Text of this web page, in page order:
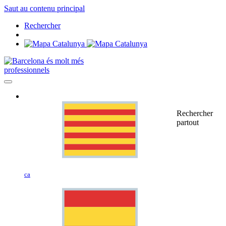
Saut au contenu principal
Rechercher
professionnels
ca
Rechercher
partout